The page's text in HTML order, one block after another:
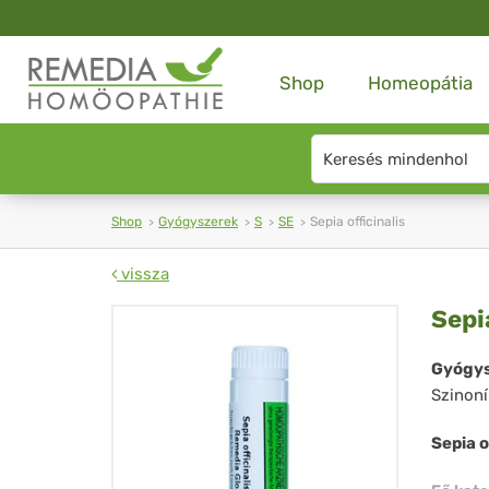
Shop Homeopátia
Search
type
Shop Gyógyszerek S SE Sepia officinalis
vissza
Sepia